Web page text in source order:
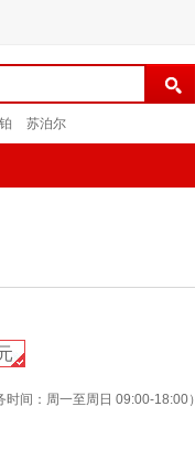
苏泊尔
时间：周一至周日 09:00-18:00）